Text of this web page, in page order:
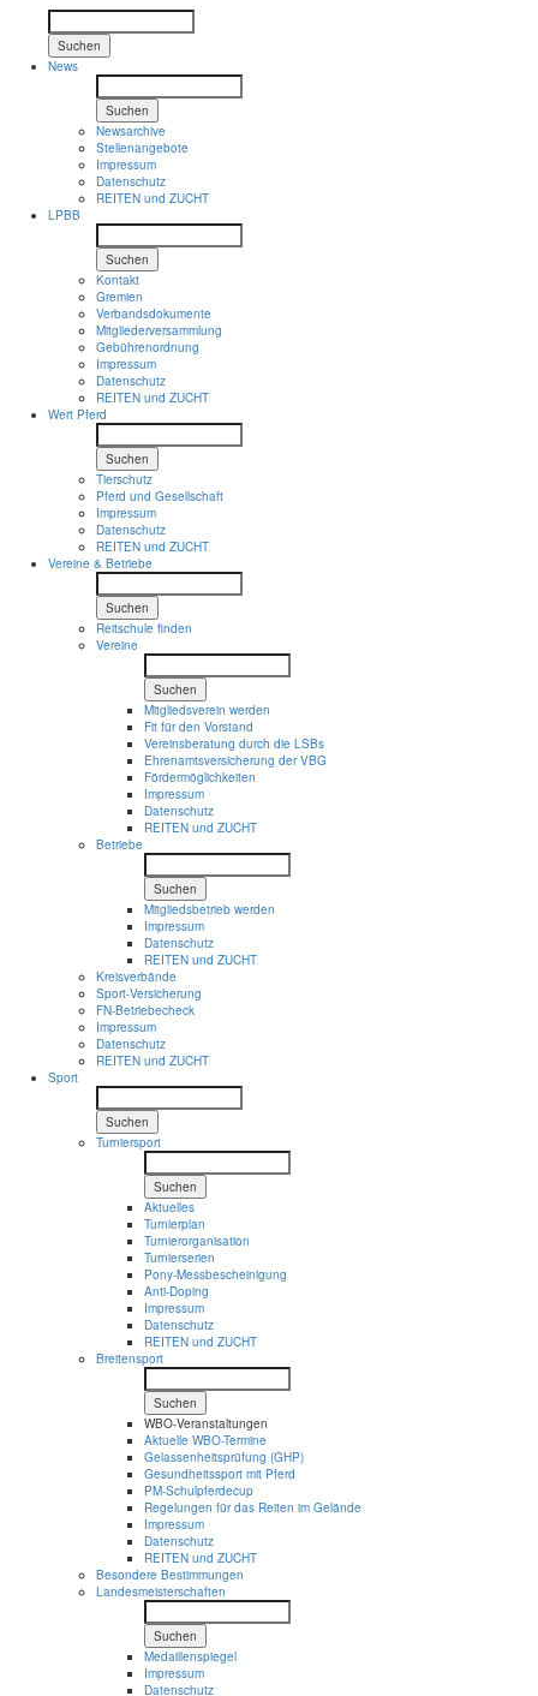
Suchen
News
Suchen
Newsarchive
Stellenangebote
Impressum
Datenschutz
REITEN und ZUCHT
LPBB
Suchen
Kontakt
Gremien
Verbandsdokumente
Mitgliederversammlung
Gebührenordnung
Impressum
Datenschutz
REITEN und ZUCHT
Wert Pferd
Suchen
Tierschutz
Pferd und Gesellschaft
Impressum
Datenschutz
REITEN und ZUCHT
Vereine & Betriebe
Suchen
Reitschule finden
Vereine
Suchen
Mitgliedsverein werden
Fit für den Vorstand
Vereinsberatung durch die LSBs
Ehrenamtsversicherung der VBG
Fördermöglichkeiten
Impressum
Datenschutz
REITEN und ZUCHT
Betriebe
Suchen
Mitgliedsbetrieb werden
Impressum
Datenschutz
REITEN und ZUCHT
Kreisverbände
Sport-Versicherung
FN-Betriebecheck
Impressum
Datenschutz
REITEN und ZUCHT
Sport
Suchen
Turniersport
Suchen
Aktuelles
Turnierplan
Turnierorganisation
Turnierserien
Pony-Messbescheinigung
Anti-Doping
Impressum
Datenschutz
REITEN und ZUCHT
Breitensport
Suchen
WBO-Veranstaltungen
Aktuelle WBO-Termine
Gelassenheitsprüfung (GHP)
Gesundheitssport mit Pferd
PM-Schulpferdecup
Regelungen für das Reiten im Gelände
Impressum
Datenschutz
REITEN und ZUCHT
Besondere Bestimmungen
Landesmeisterschaften
Suchen
Medaillenspiegel
Impressum
Datenschutz